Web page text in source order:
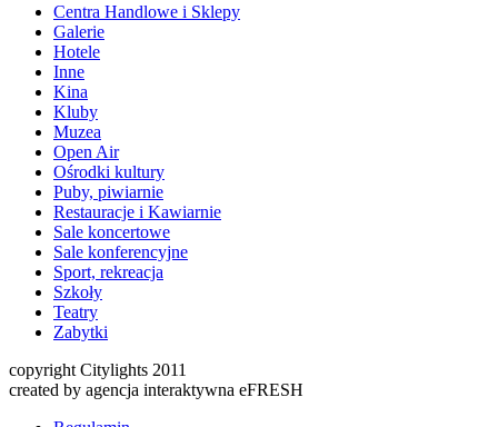
Centra Handlowe i Sklepy
Galerie
Hotele
Inne
Kina
Kluby
Muzea
Open Air
Ośrodki kultury
Puby, piwiarnie
Restauracje i Kawiarnie
Sale koncertowe
Sale konferencyjne
Sport, rekreacja
Szkoły
Teatry
Zabytki
copyright Citylights 2011
created by agencja interaktywna eFRESH